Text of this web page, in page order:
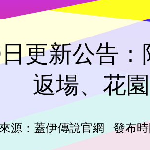
更新公告
返場、花
來源：蓋伊傳說官網 發布